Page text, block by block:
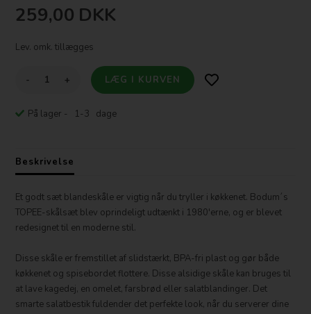
259,00 DKK
Lev. omk. tillægges
- +
På lager - 1-3 dage
Beskrivelse
Et godt sæt blandeskåle er vigtig når du tryller i køkkenet. Bodum´s
TOPEE-skålsæt blev oprindeligt udtænkt i 1980'erne, og er blevet
redesignet til en moderne stil.
Disse skåle er fremstillet af slidstærkt, BPA-fri plast og gør både
køkkenet og spisebordet flottere. Disse alsidige skåle kan bruges til
at lave kagedej, en omelet, farsbrød eller salatblandinger. Det
smarte salatbestik fuldender det perfekte look, når du serverer dine